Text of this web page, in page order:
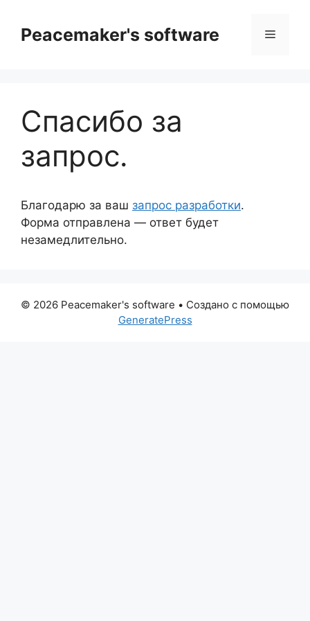
содержимому
Peacemaker's software Меню
Спасибо за
запрос.
Благодарю за ваш запрос разработки.
Форма отправлена — ответ будет
незамедлительно.
© 2026 Peacemaker's software • Создано с помощью
GeneratePress